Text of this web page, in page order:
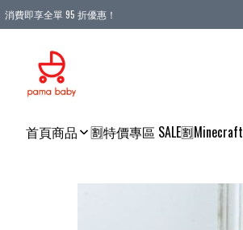
消費即享全單 95 折優惠！
首頁商品 🈹特價專區 SALE🈹Minecraft